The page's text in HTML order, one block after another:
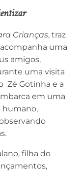
Crianças, traz
uma
amigos,
uma visita
Zé Gotinha e a
em uma
humano,
filha do